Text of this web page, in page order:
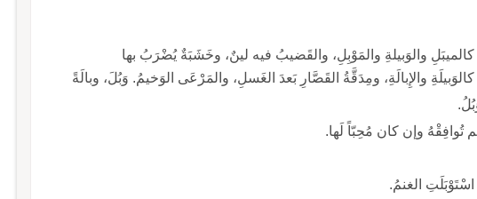
كالميبَلِ والوَبيلةِ والمَوْبِلِ، والقَضيبُ فيه لينٌ، وخَشَبَةٌ يُضْرَبُ بها
والإِبالَةِ، ومِدَقَّةُ القَصَّارِ بَعدَ الغَسلِ، والمَرْعَى الوَخيمُ. وَبُلَ، وبالَةً
تُوافِقْهُ وإن كان مُحِبّاً لَها.
الغنمُ.